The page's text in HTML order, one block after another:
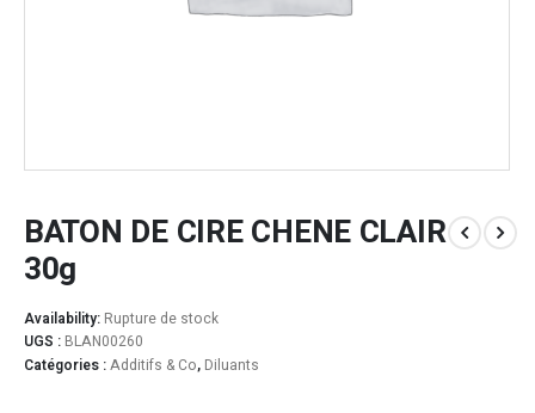
BATON DE CIRE CHENE CLAIR
30g
Availability: Rupture de stock
UGS : BLAN00260
Catégories :Additifs & Co, Diluants